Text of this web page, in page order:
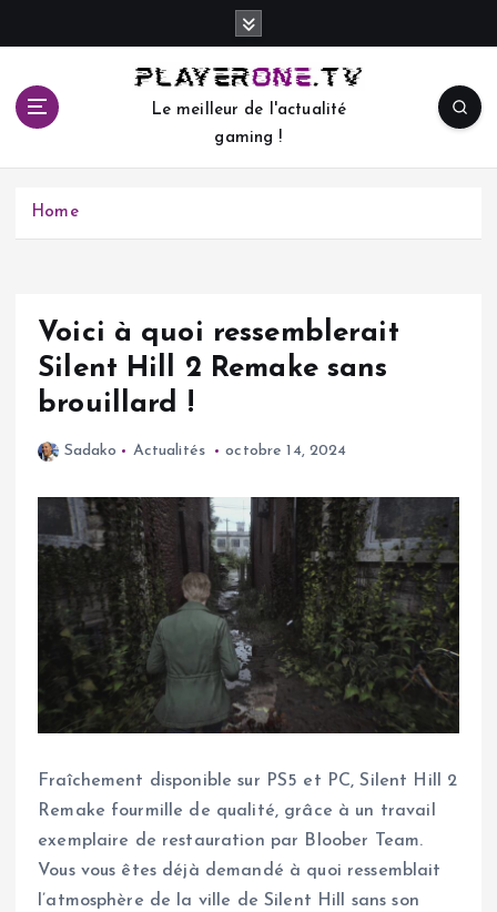
c
Le meilleur de l'actualité
gaming !
Home
Voici à quoi ressemblerait
Silent Hill 2 Remake sans
brouillard !
Sadako Actualités octobre 14, 2024
Fraîchement disponible sur PS5 et PC, Silent Hill 2
Remake fourmille de qualité, grâce à un travail
exemplaire de restauration par Bloober Team.
Vous vous êtes déjà demandé à quoi ressemblait
l’atmosphère de la ville de Silent Hill sans son